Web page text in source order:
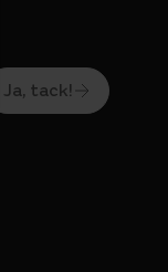
Ja, tack!